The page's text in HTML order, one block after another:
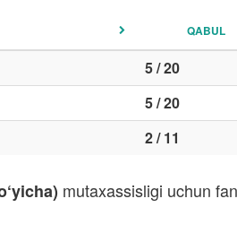
QABUL
5 / 20
5 / 20
2 / 11
mutaxassisligi uchun